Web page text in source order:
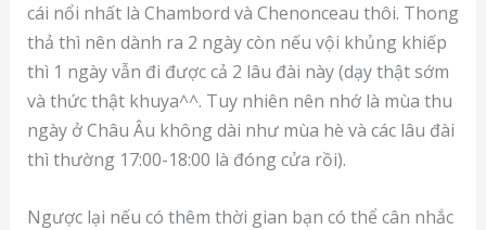
cái nổi nhất là Chambord và Chenonceau thôi. Thong
thả thì nên dành ra 2 ngày còn nếu vội khủng khiếp
thì 1 ngày vẫn đi được cả 2 lâu đài này (dạy thật sớm
và thức thật khuya^^. Tuy nhiên nên nhớ là mùa thu
ngày ở Châu Âu không dài như mùa hè và các lâu đài
thì thường 17:00-18:00 là đóng cửa rồi).
Ngược lại nếu có thêm thời gian bạn có thể cân nhắc